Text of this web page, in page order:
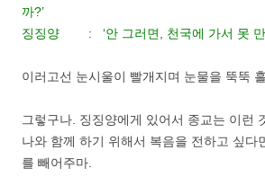
까?’
징징양 : ‘안 그러면, 천국에 가서 못 만
이러고선 눈시울이 빨개지며 눈물을 뚝뚝
그렇구나. 징징양에게 있어서 종교는 이런
나와 함께 하기 위해서 복음을 전하고 싶다
를 빼어주마.